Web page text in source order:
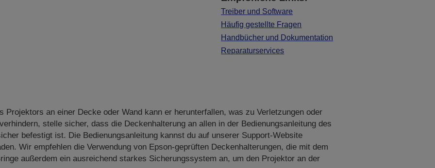
Treiber und Software
Häufig gestellte Fragen
Handbücher und Dokumentation
Reparaturservices
Projektors an einer Decke oder Wand kann er herunterfallen, was zu Verletzungen oder
stelle sicher, dass die Deckenhalterung an allen in der Bedienungsanleitung des
befestigt ist. Die Bedienungsanleitung kannst du auf unserer Support-Website
Wir empfehlen die Verwendung von Epson-geprüften Deckenhalterungen, die mit dem
außerdem ein ausreichend starkes Sicherungssystem an, um den Projektor an der